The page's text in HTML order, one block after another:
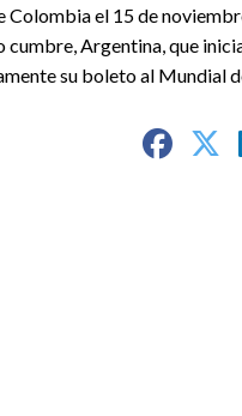
el 15 de
cumbre, Argentina, que
su boleto al Mundial